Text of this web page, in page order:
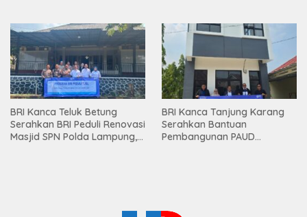
Mesuji
BRI Kanca Teluk Betung
Serahkan BRI Peduli Renovasi
Masjid SPN Polda Lampung,
BRI Kanca Tanjung Karang
Serahkan Bantuan
Pembangunan PAUD